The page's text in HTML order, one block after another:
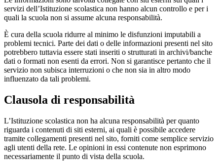
servizi dell’Istituzione scolastica non hanno alcun controllo e per i
quali la scuola non si assume alcuna responsabilità.
È cura della scuola ridurre al minimo le disfunzioni imputabili a
problemi tecnici. Parte dei dati o delle informazioni presenti nel sito
potrebbero tuttavia essere stati inseriti o strutturati in archivi/banche
dati o formati non esenti da errori. Non si garantisce pertanto che il
servizio non subisca interruzioni o che non sia in altro modo
influenzato da tali problemi.
Clausola di responsabilità
L’Istituzione scolastica non ha alcuna responsabilità per quanto
riguarda i contenuti di siti esterni, ai quali è possibile accedere
tramite collegamenti presenti nel sito, forniti come semplice servizio
agli utenti della rete. Le opinioni in essi contenute non esprimono
necessariamente il punto di vista della scuola.